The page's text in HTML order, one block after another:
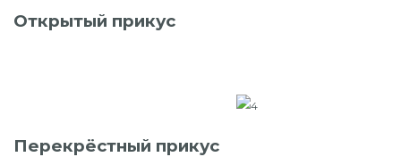
Открытый прикус
Перекрёстный прикус